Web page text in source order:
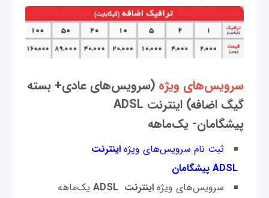
سرویس‌های ویژه (سرویس‌های عادی+ بسته
گیگ اضافه) اینترنت ADSL
پیشگامان- یک‌ماهه
ثبت نام سرویس‌های ویژهاینترنت
ADSL پیشگامان
سرویس‌های ویژه اینترنت ADSL
یک‌ماهه